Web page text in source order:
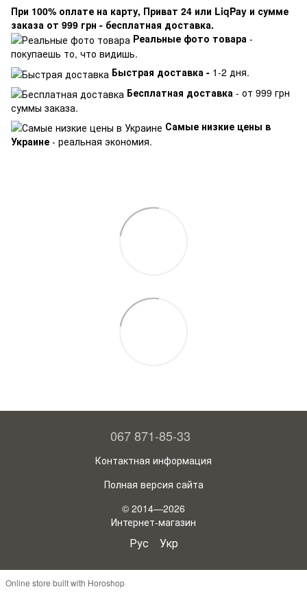
При 100% оплате на карту, Приват 24 или LiqPay и сумме
заказа от 999 грн - бесплатная доставка.
Реальные фото товара -
покупаешь то, что видишь.
Быстрая доставка - 1-2 дня.
Бесплатная доставка - от 999 грн
суммы заказа.
Самые низкие цены в
Украине - реальная экономия.
067 871-85-33
Контактная информация
Полная версия сайта
© 2014—2026
Интернет-магазин
Рус Укр
Online store built with Horoshop